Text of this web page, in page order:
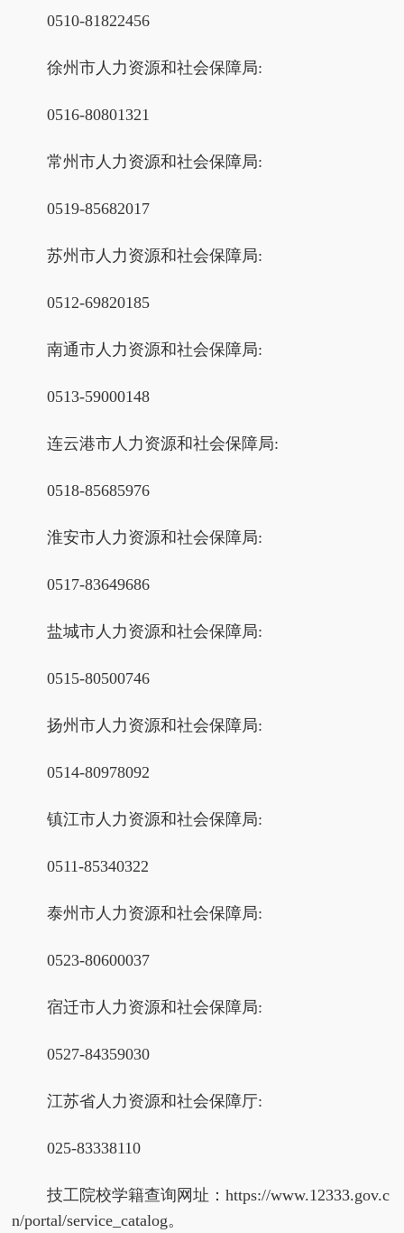
0510-81822456
徐州市人力资源和社会保障局:
0516-80801321
常州市人力资源和社会保障局:
0519-85682017
苏州市人力资源和社会保障局:
0512-69820185
南通市人力资源和社会保障局:
0513-59000148
连云港市人力资源和社会保障局:
0518-85685976
淮安市人力资源和社会保障局:
0517-83649686
盐城市人力资源和社会保障局:
0515-80500746
扬州市人力资源和社会保障局:
0514-80978092
镇江市人力资源和社会保障局:
0511-85340322
泰州市人力资源和社会保障局:
0523-80600037
宿迁市人力资源和社会保障局:
0527-84359030
江苏省人力资源和社会保障厅:
025-83338110
技工院校学籍查询网址：https://www.12333.gov.c
n/portal/service_catalog。